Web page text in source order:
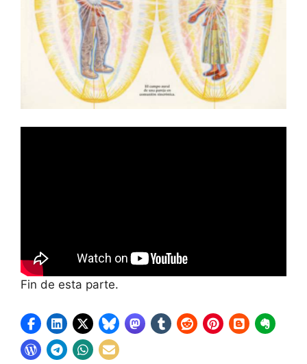
Fin de esta parte.